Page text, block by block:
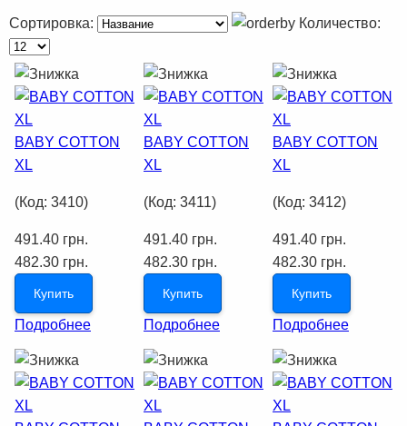
Сортировка: Количество:
BABY COTTON
XL
(Код: 3410)
491.40 грн.
482.30 грн.
Купить
Подробнее
BABY COTTON
XL
(Код: 3411)
491.40 грн.
482.30 грн.
Купить
Подробнее
BABY COTTON
XL
(Код: 3412)
491.40 грн.
482.30 грн.
Купить
Подробнее